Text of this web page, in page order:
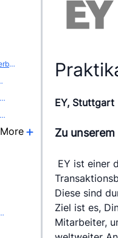
Backstage Day in der Steuerberatung - GER00091
- GER0009B
Praktikanten (w/m) Assurance / K&ouml;ln - KLN00054
Praktikanten (w/m) Assurance / Hannover - HAN0005P
More
und Citymarketing
EY, Stuttgart
Zu
EY ist einer
Diese sind
Ziel ist es,
Mitarbeiter,